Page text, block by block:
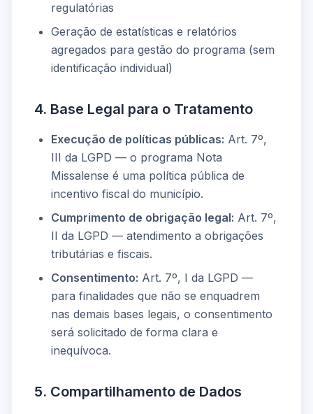
regulatórias
Geração de estatísticas e relatórios
agregados para gestão do programa (sem
identificação individual)
4. Base Legal para o Tratamento
Execução de políticas públicas: Art. 7º,
III da LGPD — o programa Nota
Missalense é uma política pública de
incentivo fiscal do município.
Cumprimento de obrigação legal: Art. 7º,
II da LGPD — atendimento a obrigações
tributárias e fiscais.
Consentimento: Art. 7º, I da LGPD —
para finalidades que não se enquadrem
nas demais bases legais, o consentimento
será solicitado de forma clara e
inequívoca.
5. Compartilhamento de Dados